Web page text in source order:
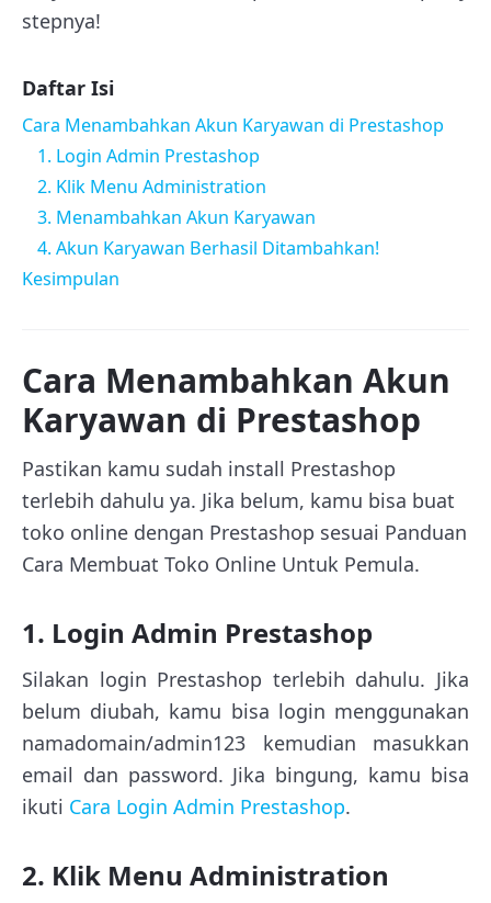
stepnya!
Daftar Isi
Cara Menambahkan Akun Karyawan di Prestashop
1. Login Admin Prestashop
2. Klik Menu Administration
3. Menambahkan Akun Karyawan
4. Akun Karyawan Berhasil Ditambahkan!
Kesimpulan
Cara Menambahkan Akun
Karyawan di Prestashop
Pastikan kamu sudah install Prestashop
terlebih dahulu ya. Jika belum, kamu bisa buat
toko online dengan Prestashop sesuai Panduan
Cara Membuat Toko Online Untuk Pemula.
1. Login Admin Prestashop
Silakan login Prestashop terlebih dahulu. Jika
belum diubah, kamu bisa login menggunakan
namadomain/admin123 kemudian masukkan
email dan password. Jika bingung, kamu bisa
ikuti Cara Login Admin Prestashop.
2. Klik Menu Administration